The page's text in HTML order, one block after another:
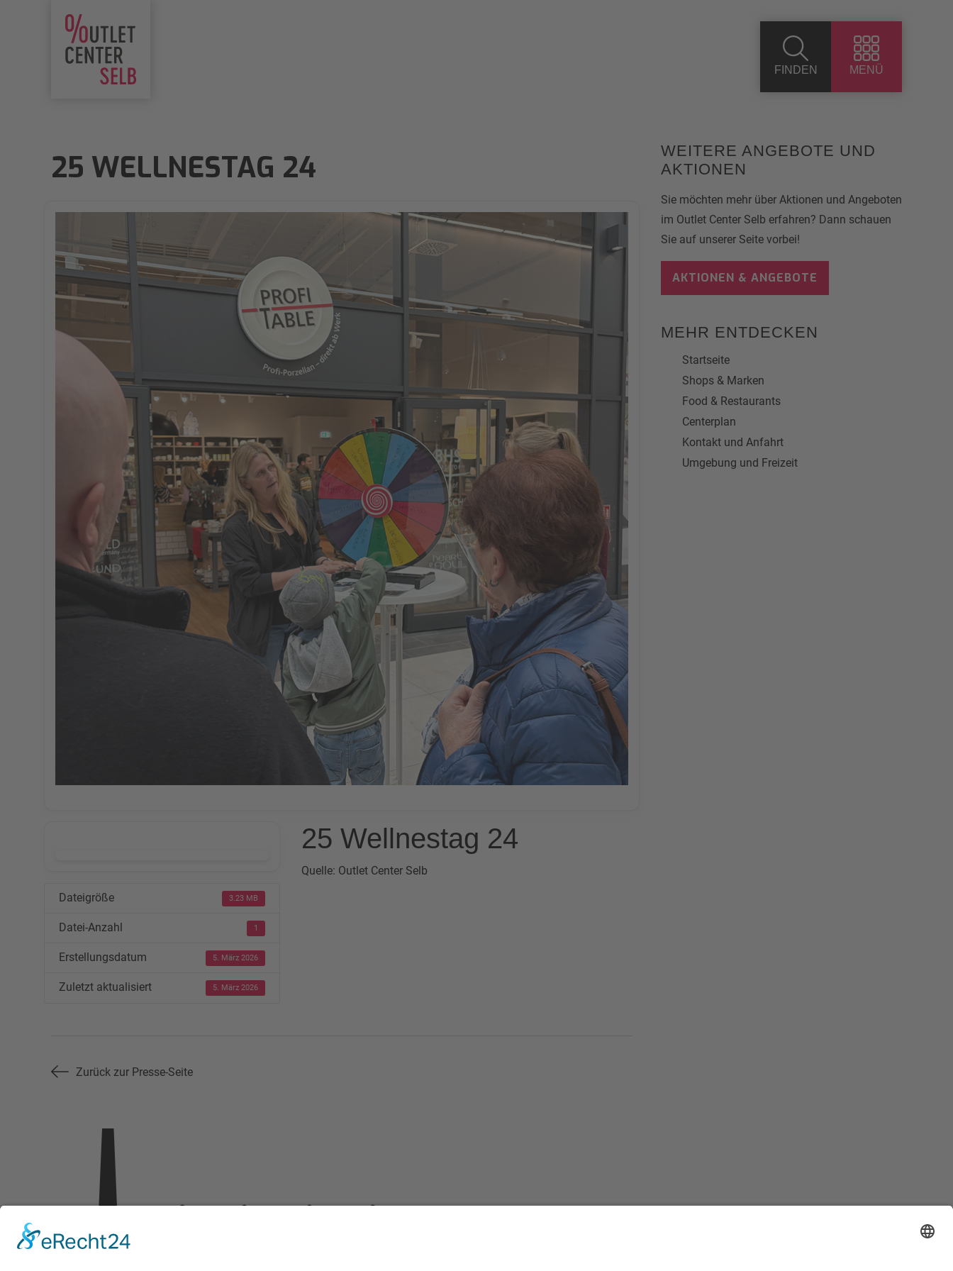
FINDEN MENÜ
25 WELLNESTAG 24
Dateigröße 3.23 MB
Datei-Anzahl 1
Erstellungsdatum 5. März 2026
Zuletzt aktualisiert 5. März 2026
25 Wellnestag 24
Quelle: Outlet Center Selb
Zurück zur Presse-Seite
WEITERE ANGEBOTE UND
AKTIONEN
Sie möchten mehr über Aktionen und Angeboten
im Outlet Center Selb erfahren? Dann schauen
Sie auf unserer Seite vorbei!
AKTIONEN & ANGEBOTE
MEHR ENTDECKEN
Startseite
Shops & Marken
Food & Restaurants
Centerplan
Kontakt und Anfahrt
Umgebung und Freizeit